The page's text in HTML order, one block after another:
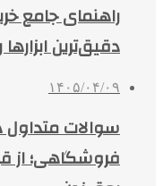
راهنمای جامع
دقیق‌ترین ابزارها
۱۴۰۵/۰۴/۰۹
سوالات متداول
فروشگاهی؛ از